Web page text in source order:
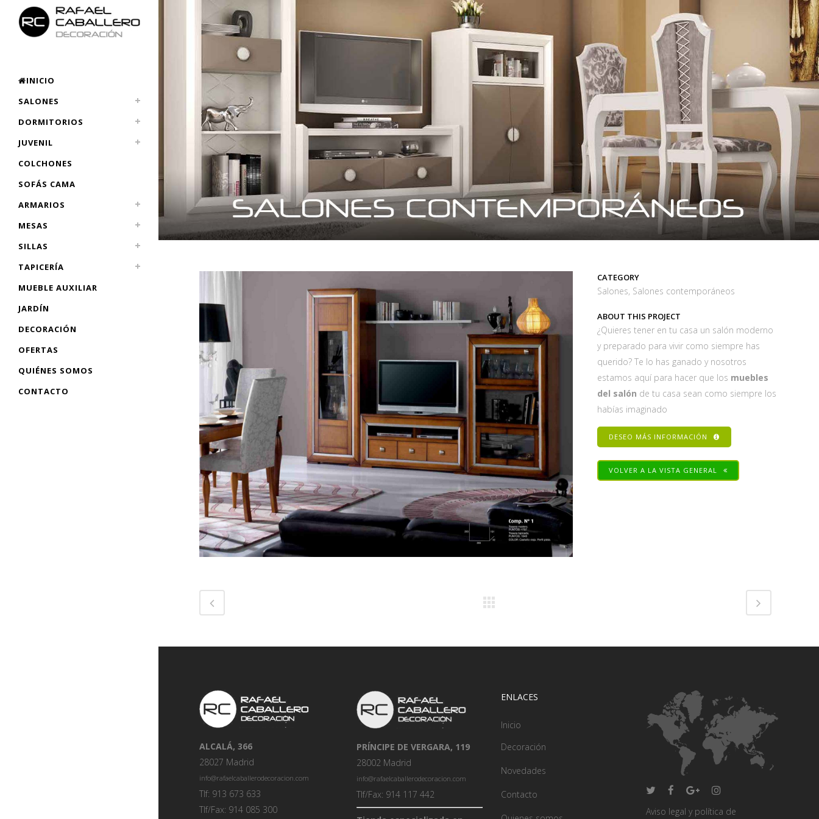
INICIO
SALONES
DORMITORIOS
JUVENIL
COLCHONES
SOFÁS CAMA
ARMARIOS
MESAS
SILLAS
TAPICERÍA
MUEBLE AUXILIAR
JARDÍN
DECORACIÓN
OFERTAS
QUIÉNES SOMOS
CONTACTO
CATEGORY
Salones, Salones contemporáneos
ABOUT THIS PROJECT
¿Quieres tener en tu casa un salón moderno
y preparado para vivir como siempre has
querido? Te lo has ganado y nosotros
estamos aquí para hacer que los muebles
del salón de tu casa sean como siempre los
habías imaginado
DESEO MÁS INFORMACIÓN
VOLVER A LA VISTA GENERAL
ALCALÁ, 366
28027 Madrid
info@rafaelcaballerodecoracion.com
Tlf: 913 673 633
Tlf/Fax: 914 085 300
PRÍNCIPE DE VERGARA, 119
28002 Madrid
info@rafaelcaballerodecoracion.com
Tlf/Fax: 914 117 442
ENLACES
Inicio
Decoración
Novedades
Contacto
Aviso legal y política de